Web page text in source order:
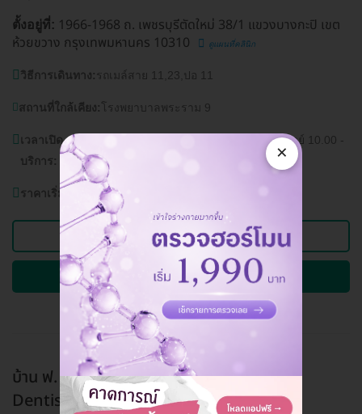
ตั้งอยู่ที่: 1966-1968 ถ. เพชรบุรีตัดใหม่ 38/1 แขวงบางกะปิ เขต
ห้วยขวาง กรุงเทพมหานคร 10310
ดูแผนที่คลินิก
วิธีการเดินทาง: รถเมล์สาย 11,23,ปอ 11
สถานที่ใกล้เคียง: โรงพยาบาลพระราม 9
เวลาเปิด
บริการ:
วันจันทร์ - เสาร์ 10.00 - 19.00 น. วันอาทิตย์ 10.00 -
18.00 น.
ราคาเริ่มต้นที่ 3,000 บาท
ดูแพ็กเกจอื่นของคลินิกนี้
ถามรายละเอียดและจองคิวผ่าน HD
บ้าน ฟ. ฟัน คลินิกทันตกรรม (Baanforfun
Dentistry) ห้วยขวาง, กรุงเทพ
×